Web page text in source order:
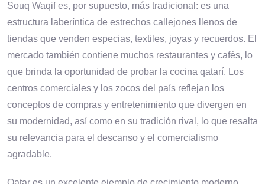
Souq Waqif es, por supuesto, más tradicional: es una
estructura laberíntica de estrechos callejones llenos de
tiendas que venden especias, textiles, joyas y recuerdos. El
mercado también contiene muchos restaurantes y cafés, lo
que brinda la oportunidad de probar la cocina qatarí. Los
centros comerciales y los zocos del país reflejan los
conceptos de compras y entretenimiento que divergen en
su modernidad, así como en su tradición rival, lo que resalta
su relevancia para el descanso y el comercialismo
agradable.